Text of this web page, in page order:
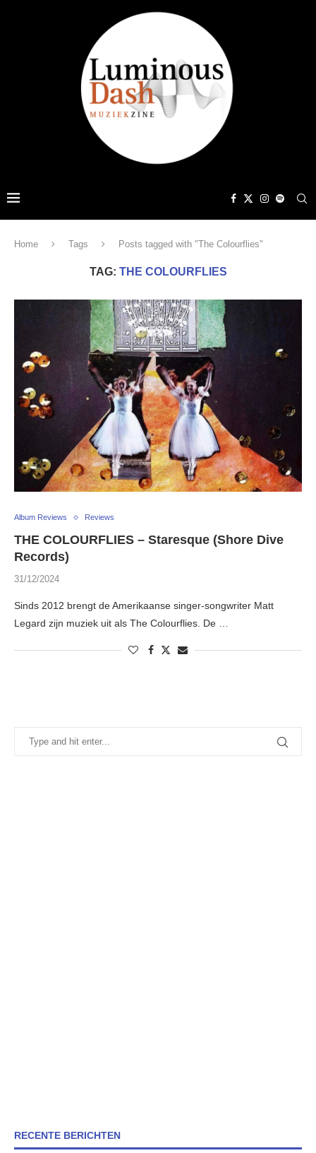
Home Tags Posts tagged with "The Colourflies"
TAG: THE COLOURFLIES
Album Reviews Reviews
THE COLOURFLIES – Staresque (Shore Dive
Records)
31/12/2024
Sinds 2012 brengt de Amerikaanse singer-songwriter Matt
Legard zijn muziek uit als The Colourflies. De …
RECENTE BERICHTEN